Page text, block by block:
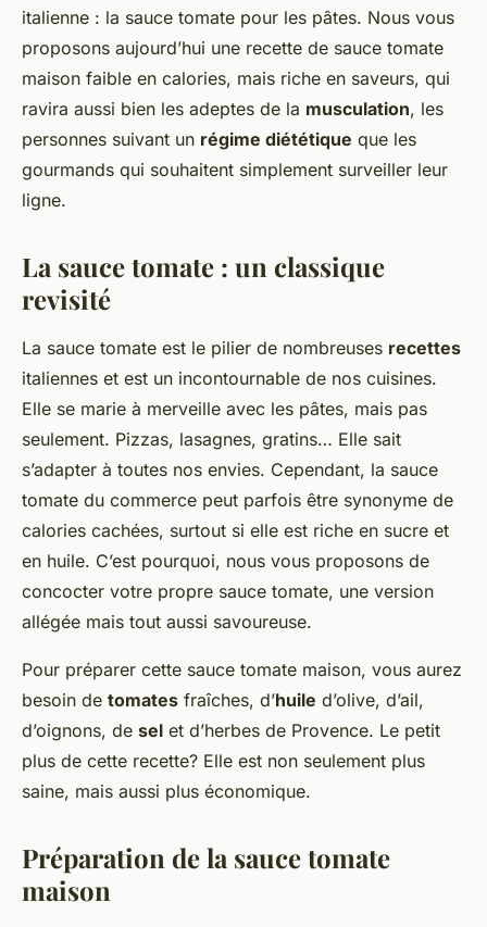
italienne : la sauce tomate pour les pâtes. Nous vous
proposons aujourd’hui une recette de sauce tomate
maison faible en calories, mais riche en saveurs, qui
ravira aussi bien les adeptes de la musculation, les
personnes suivant un régime diététique que les
gourmands qui souhaitent simplement surveiller leur
ligne.
La sauce tomate : un classique
revisité
La sauce tomate est le pilier de nombreuses recettes
italiennes et est un incontournable de nos cuisines.
Elle se marie à merveille avec les pâtes, mais pas
seulement. Pizzas, lasagnes, gratins… Elle sait
s’adapter à toutes nos envies. Cependant, la sauce
tomate du commerce peut parfois être synonyme de
calories cachées, surtout si elle est riche en sucre et
en huile. C’est pourquoi, nous vous proposons de
concocter votre propre sauce tomate, une version
allégée mais tout aussi savoureuse.
Pour préparer cette sauce tomate maison, vous aurez
besoin de tomates fraîches, d’huile d’olive, d’ail,
d’oignons, de sel et d’herbes de Provence. Le petit
plus de cette recette? Elle est non seulement plus
saine, mais aussi plus économique.
Préparation de la sauce tomate
maison